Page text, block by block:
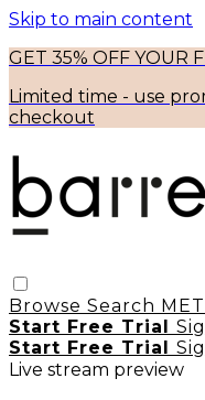
Skip to main content
GET 35% OFF YOUR
Limited time - use
checkout
Browse Search
Start Free Trial
Start Free Trial
Live stream preview